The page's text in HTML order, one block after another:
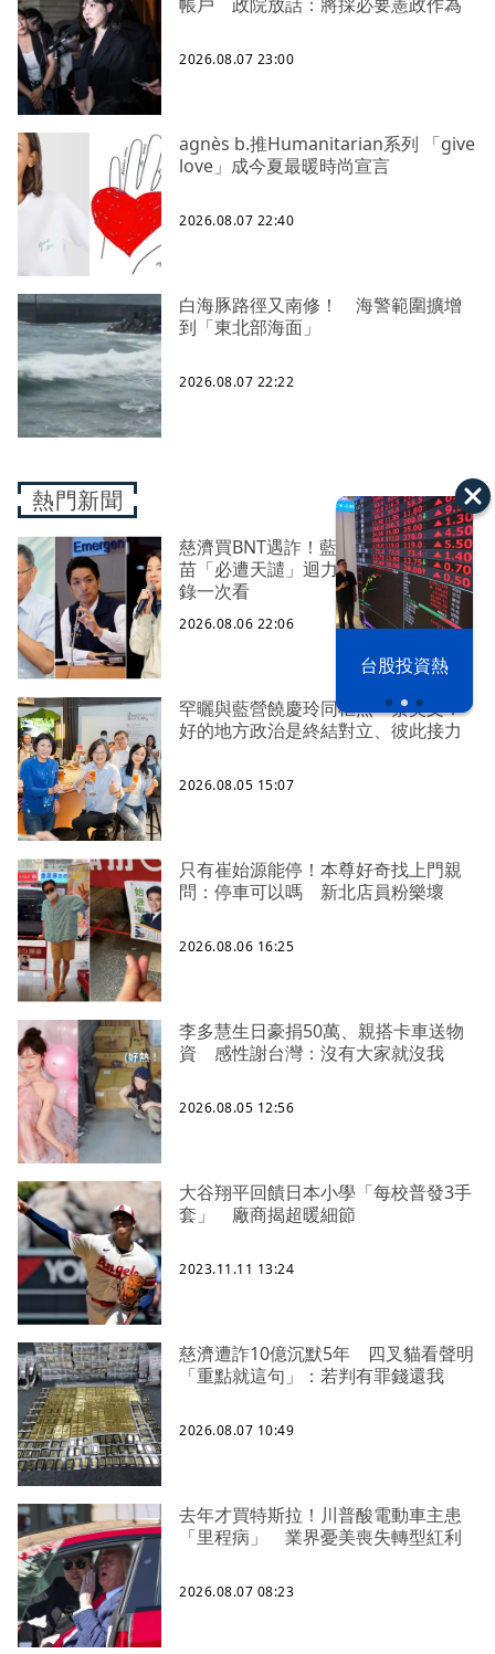
台股投資熱
2026.08.07 23:00
agnès b.推Humanitarian系列 「give
love」成今夏最暖時尚宣言
2026.08.07 22:40
白海豚路徑又南修！ 海警範圍擴增
到「東北部海面」
2026.08.07 22:22
熱門新聞
慈濟買BNT遇詐！藍白昔嗆政府擋疫
苗「必遭天譴」迴力鏢來了 荒謬語
錄一次看
2026.08.06 22:06
罕曬與藍營饒慶玲同框照 蔡英文：
好的地方政治是終結對立、彼此接力
2026.08.05 15:07
只有崔始源能停！本尊好奇找上門親
問：停車可以嗎 新北店員粉樂壞
2026.08.06 16:25
李多慧生日豪捐50萬、親搭卡車送物
資 感性謝台灣：沒有大家就沒我
2026.08.05 12:56
大谷翔平回饋日本小學「每校普發3手
套」 廠商揭超暖細節
2023.11.11 13:24
慈濟遭詐10億沉默5年 四叉貓看聲明
「重點就這句」：若判有罪錢還我
2026.08.07 10:49
去年才買特斯拉！川普酸電動車主患
「里程病」 業界憂美喪失轉型紅利
2026.08.07 08:23